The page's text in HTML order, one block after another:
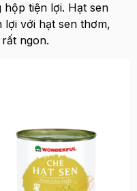
tiện lợi. Hạt sen
lợi với hạt sen thơm,
ngon.